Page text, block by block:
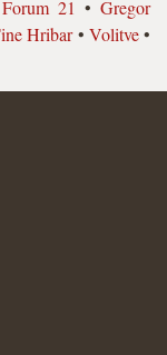
Forum 21 •Gregor
Hribar• Volitve•